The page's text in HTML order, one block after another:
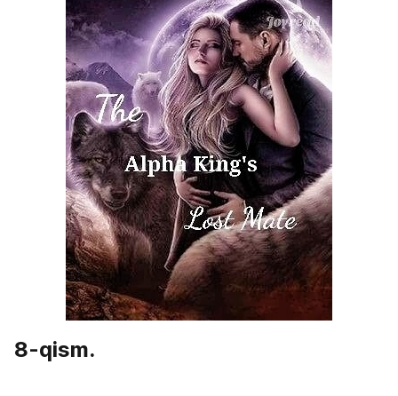
8-qism.